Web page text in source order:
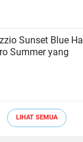
Sunset Blue
Summer yang
LIHAT SEMUA